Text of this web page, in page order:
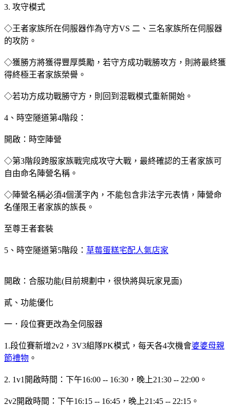
3. 攻守模式
◇王者家族所在伺服器作為守方VS 二、三名家族所在伺服器
的攻防。
◇獲勝方將獲得豐厚獎勵，若守方成功戰勝攻方，則將最終獲
得終極王者家族榮譽。
◇若功方成功戰勝守方，則回到混戰模式重新開始。
4、時空隧道第4階段：
開啟：時空陣營
◇第3階段跨服家族戰完成攻守大戰，最終確認的王者家族可
自由命名陣營名稱。
◇陣營名稱必須4個漢字內，不能包含非法字元表情，陣營命
名僅限王者家族的族長。
至尊王者套裝
5、時空隧道第5階段： 草莓蛋糕宅配人氣店家
開啟：合服功能(目前規劃中，很快將與玩家見面)
貳、功能優化
一．段位賽更改為全伺服器
1.段位賽新增2v2，3V3組隊PK模式，每天各4次機會婆婆母親
節禮物 。
2. 1v1開啟時間：下午16:00 -- 16:30，晚上21:30 -- 22:00。
2v2開啟時間：下午16:15 -- 16:45，晚上21:45 -- 22:15。